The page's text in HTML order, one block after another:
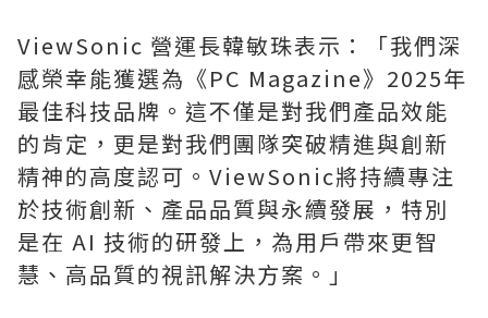
ViewSonic 營運長韓敏珠表示：「我們深
感榮幸能獲選為《PC Magazine》2025年
最佳科技品牌。這不僅是對我們產品效能
的肯定，更是對我們團隊突破精進與創新
精神的高度認可。ViewSonic將持續專注
於技術創新、產品品質與永續發展，特別
是在 AI 技術的研發上，為用戶帶來更智
慧、高品質的視訊解決方案。」